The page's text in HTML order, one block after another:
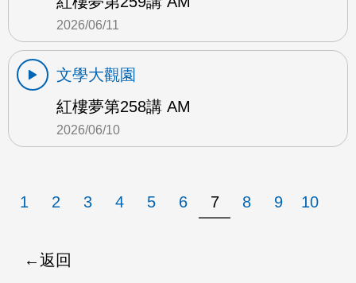
2026/06/11
文學大觀園
紅樓夢第258講 AM
2026/06/10
1 2 3 4 5 6 7 8 9 10
返回